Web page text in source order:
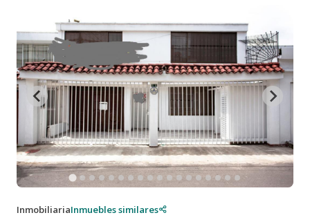
InmobiliariaInmuebles similares